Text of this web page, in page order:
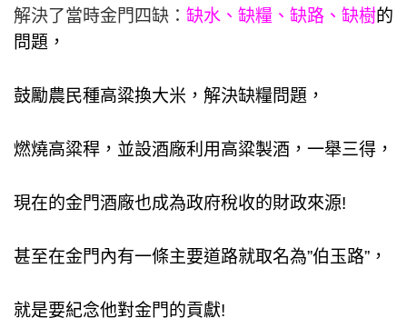
解決了當時金門四缺 ： 缺水、缺糧、缺路、缺樹的
問題，
鼓勵農民種高粱換大米，解決缺糧問題，
燃燒高粱稈， 並設酒廠利用高粱製酒，一舉三得，
現在的金門酒廠也成為政府稅收的財政來源!
甚至在金門內有一條主要道路就取名為”伯玉路”，
就是要紀念他對金門的貢獻!